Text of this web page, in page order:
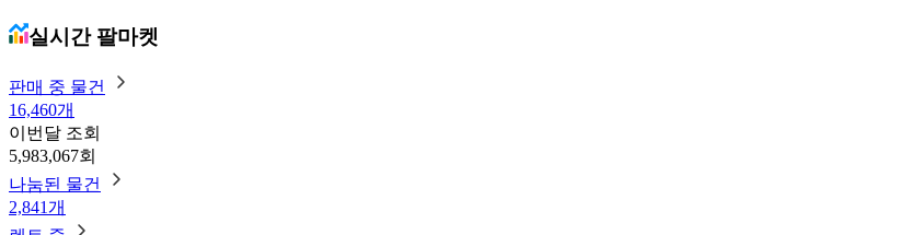
실시간 팔마켓
판매 중 물건
16,460개
이번달 조회
5,983,067회
나눔된 물건
2,841개